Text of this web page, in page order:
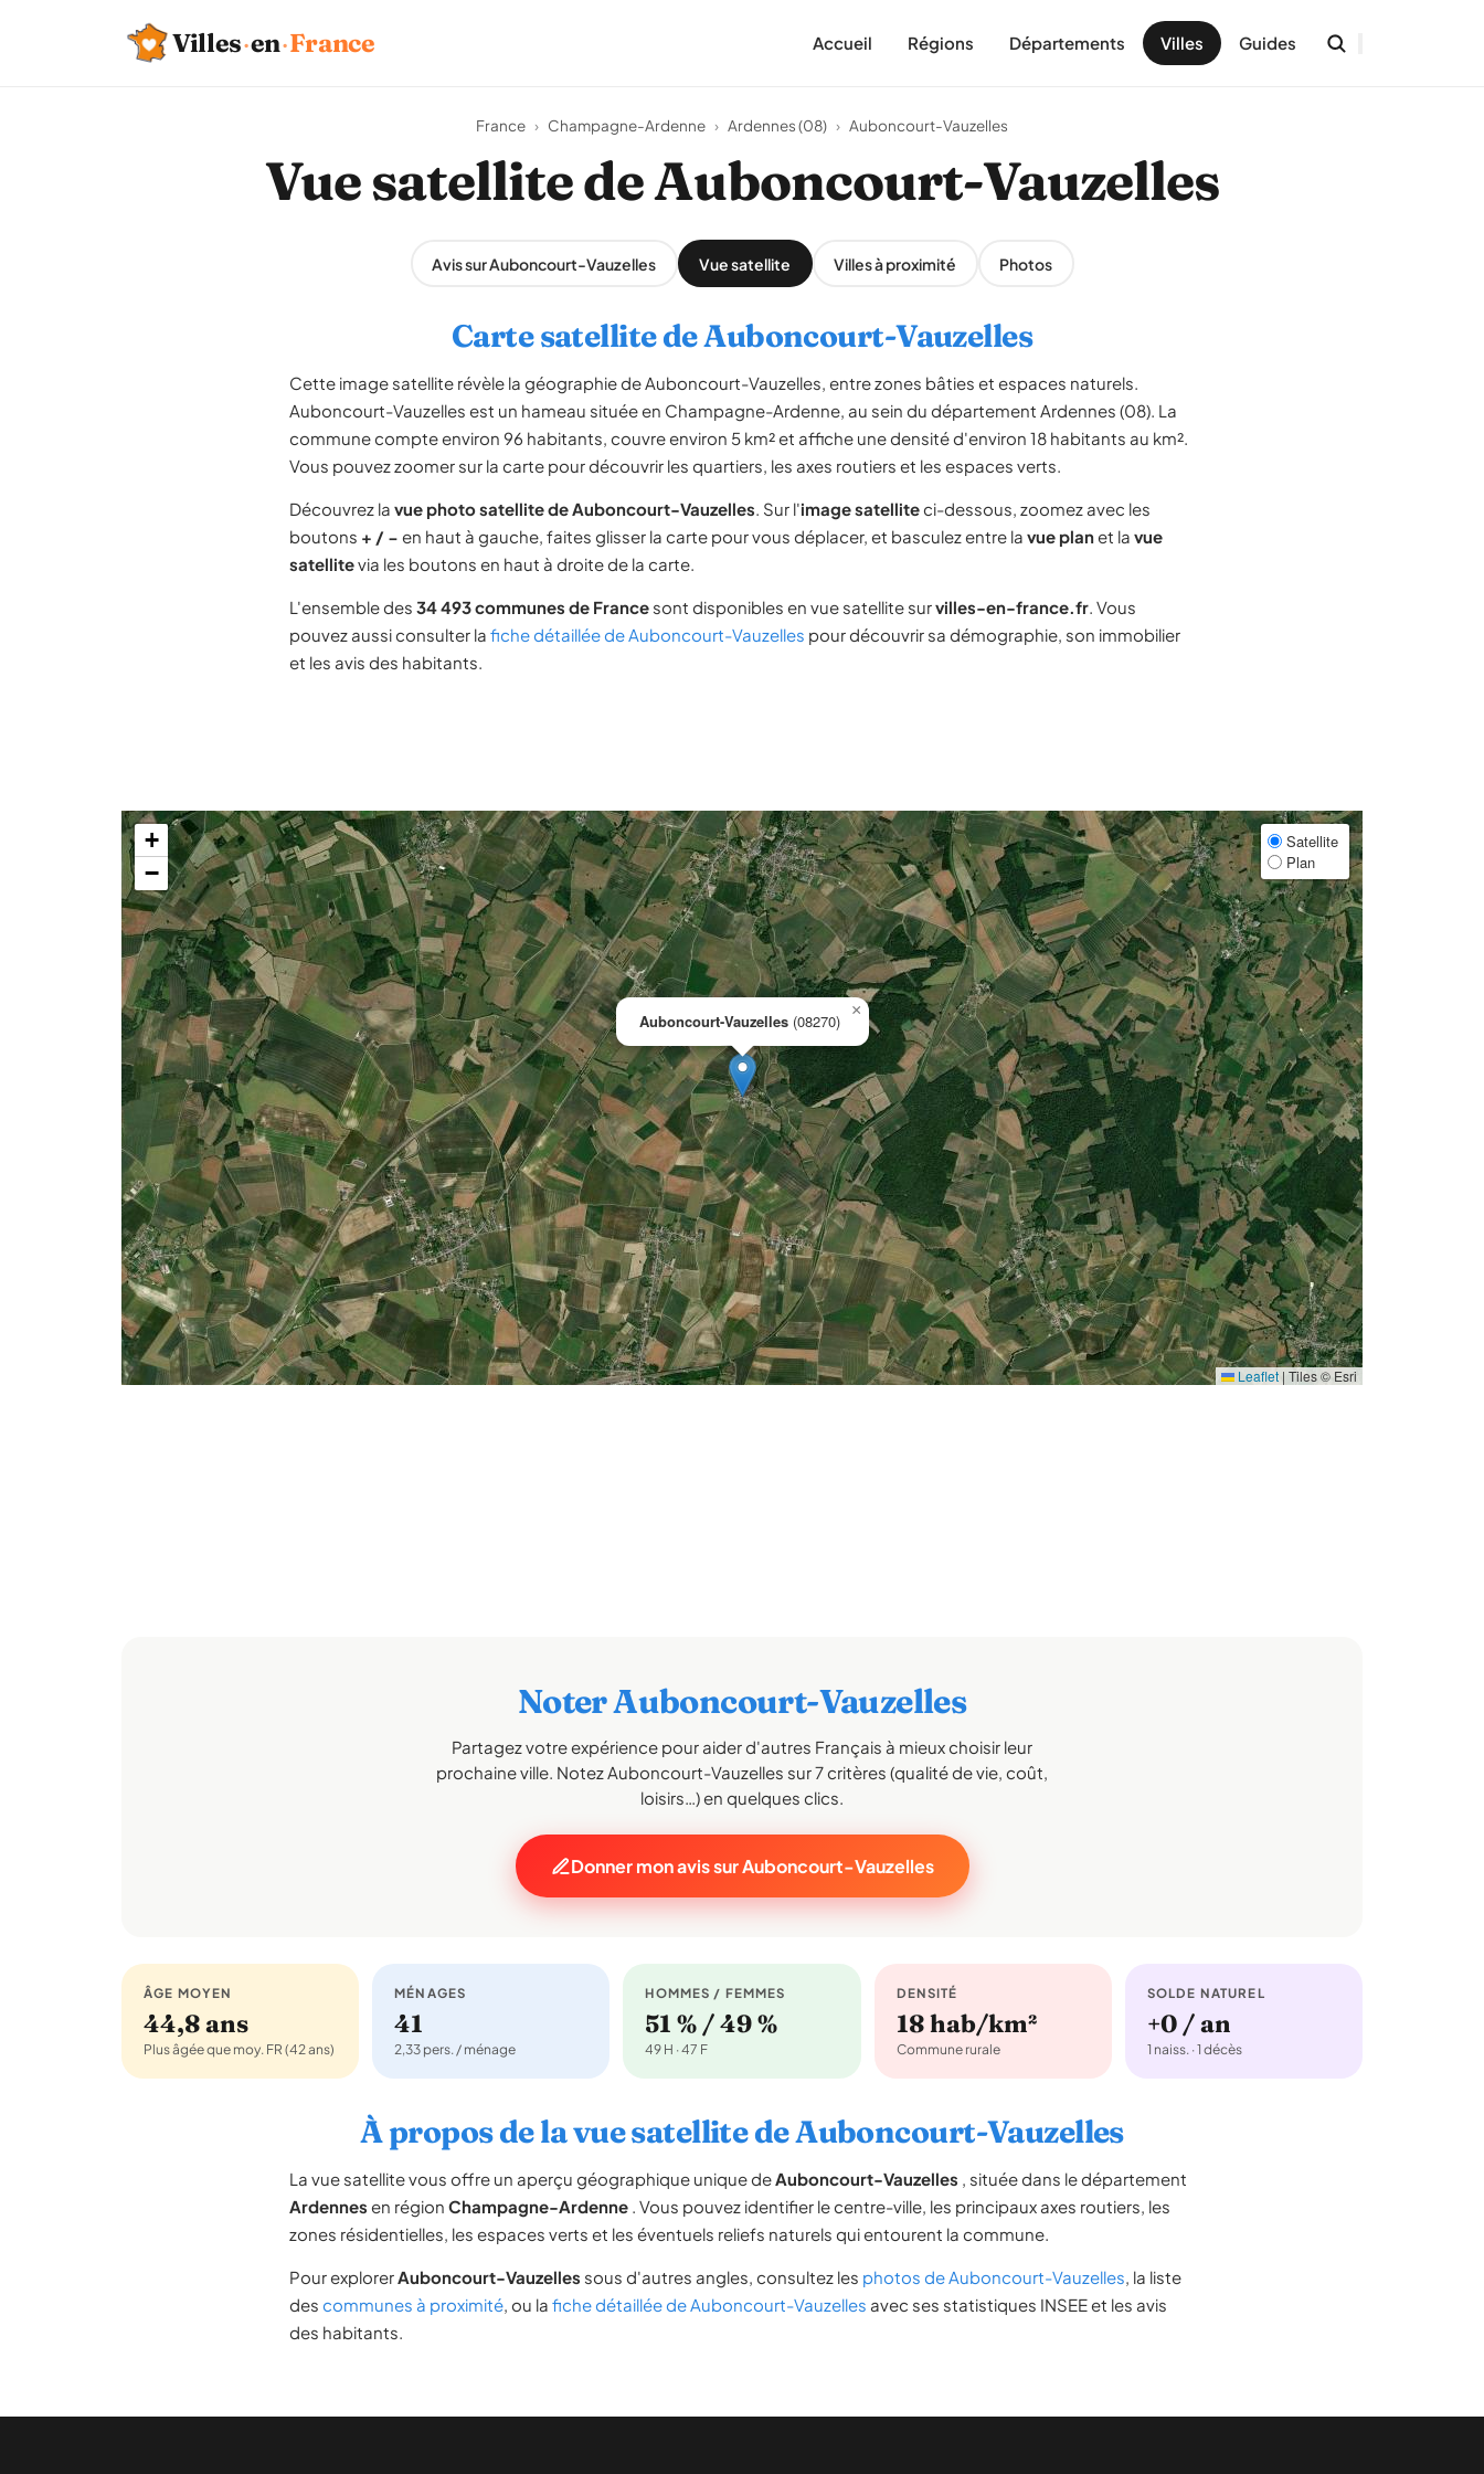
Villes·en·France Accueil Régions Départements Villes Guides
France › Champagne-Ardenne › Ardennes (08) › Auboncourt-Vauzelles
Vue satellite de Auboncourt-Vauzelles
Avis sur Auboncourt-Vauzelles Vue satellite Villes à proximité Photos
Carte satellite de Auboncourt-Vauzelles
Cette image satellite révèle la géographie de Auboncourt-Vauzelles, entre zones bâties et espaces naturels.
Auboncourt-Vauzelles est un hameau située en Champagne-Ardenne, au sein du département Ardennes (08). La
commune compte environ 96 habitants, couvre environ 5 km² et affiche une densité d'environ 18 habitants au km².
Vous pouvez zoomer sur la carte pour découvrir les quartiers, les axes routiers et les espaces verts.
Découvrez la vue photo satellite de Auboncourt-Vauzelles. Sur l'image satelliteci-dessous, zoomez avec les
boutons + / − en haut à gauche, faites glisser la carte pour vous déplacer, et basculez entre la vue planet la vue
satellitevia les boutons en haut à droite de la carte.
L'ensemble des 34 493 communes de France sont disponibles en vue satellite survilles-en-france.fr. Vous
pouvez aussi consulter la fiche détaillée de Auboncourt-Vauzelles pour découvrir sa démographie, son immobilier
et les avis des habitants.
Auboncourt-Vauzelles (08270)
×
+
−
Satellite
Plan
Leaflet | Tiles © Esri
Noter Auboncourt-Vauzelles
Partagez votre expérience pour aider d'autres Français à mieux choisir leur
prochaine ville. Notez Auboncourt-Vauzelles sur 7 critères (qualité de vie, coût,
loisirs…) en quelques clics.
Donner mon avis sur Auboncourt-Vauzelles
ÂGE MOYEN
44,8 ans
Plus âgée que moy. FR (42 ans)
MÉNAGES
41
2,33 pers. / ménage
HOMMES / FEMMES
51 % / 49 %
49 H · 47 F
DENSITÉ
18 hab/km²
Commune rurale
SOLDE NATUREL
+0 / an
1 naiss. · 1 décès
À propos de la vue satellite de Auboncourt-Vauzelles
La vue satellite vous offre un aperçu géographique unique deAuboncourt-Vauzelles , située dans le département
Ardennes en région Champagne-Ardenne . Vous pouvez identifier le centre-ville, les principaux axes routiers, les
zones résidentielles, les espaces verts et les éventuels reliefs naturels qui entourent la commune.
Pour explorerAuboncourt-Vauzelles sous d'autres angles, consultez les photos de Auboncourt-Vauzelles, la liste
des communes à proximité, ou la fiche détaillée de Auboncourt-Vauzelles avec ses statistiques INSEE et les avis
des habitants.